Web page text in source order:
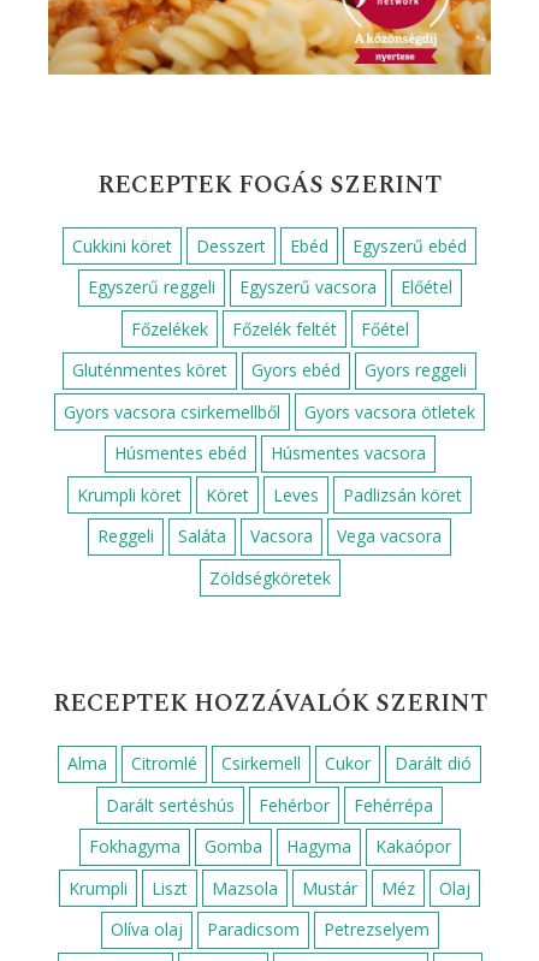
RECEPTEK FOGÁS SZERINT
Cukkini köret Desszert Ebéd
Egyszerű ebéd
Egyszerű reggeli
Egyszerű vacsora
Előétel
Főzelékek
Főzelék feltét
Főétel
Gluténmentes köret
Gyors ebéd
Gyors reggeli
Gyors vacsora csirkemellből
Gyors vacsora ötletek
Húsmentes ebéd
Húsmentes vacsora
Krumpli köret
Köret Leves
Padlizsán köret
Reggeli
Saláta Vacsora
Vega vacsora
Zöldségköretek
RECEPTEK HOZZÁVALÓK SZERINT
Alma Citromlé Csirkemell Cukor
Darált dió
Darált sertéshús
Fehérbor
Fehérrépa
Fokhagyma
Gomba Hagyma
Kakaópor
Krumpli
Liszt Mazsola Mustár Méz
Olaj
Olíva olaj
Paradicsom
Petrezselyem